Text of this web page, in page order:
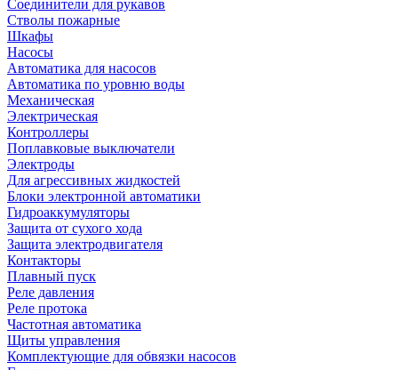
Соединители для рукавов
Стволы пожарные
Шкафы
Насосы
Автоматика для насосов
Автоматика по уровню воды
Механическая
Электрическая
Контроллеры
Поплавковые выключатели
Электроды
Для агрессивных жидкостей
Блоки электронной автоматики
Гидроаккумуляторы
Защита от сухого хода
Защита электродвигателя
Контакторы
Плавный пуск
Реле давления
Реле протока
Частотная автоматика
Щиты управления
Комплектующие для обвязки насосов